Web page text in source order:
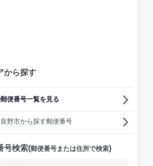
から探す
便番号一覧を見る
野市から探す郵便番号
号検索(郵便番号または住所で検索)